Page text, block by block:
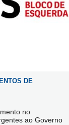
DE
no
ao Governo